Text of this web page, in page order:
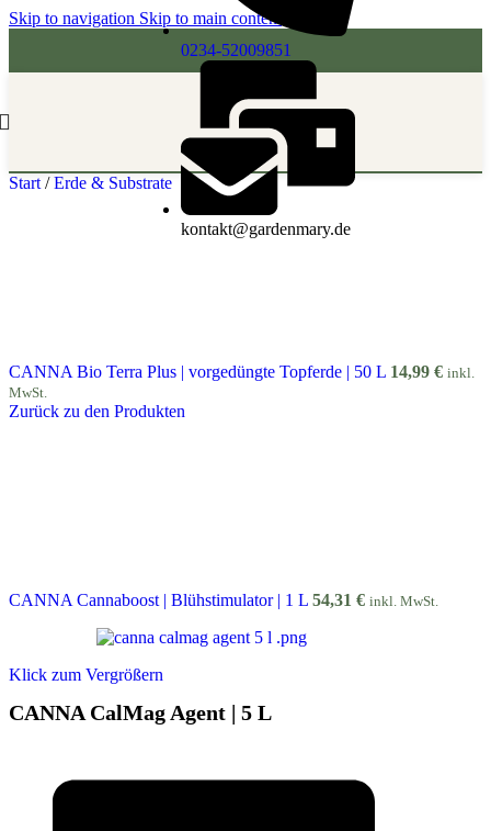
Skip to navigation Skip to main content
0234-52009851
kontakt@gardenmary.de
Start / Erde & Substrate
CANNA Bio Terra Plus | vorgedüngte Topferde | 50 L 14,99 € inkl.
MwSt.
Zurück zu den Produkten
CANNA Cannaboost | Blühstimulator | 1 L 54,31 € inkl. MwSt.
Klick zum Vergrößern
CANNA CalMag Agent | 5 L